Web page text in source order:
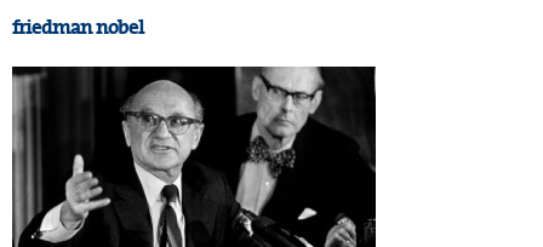
friedman nobel